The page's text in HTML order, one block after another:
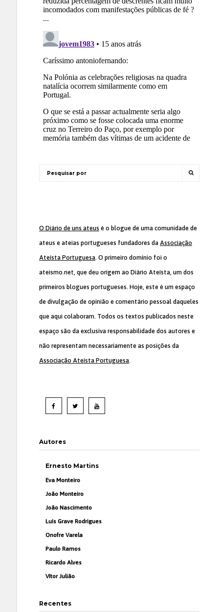
O Diário de uns ateus é o blogue de uma comunidade de
ateus e ateias portugueses fundadores da Associação
Ateísta Portuguesa. O primeiro domínio foi o
ateismo.net, que deu origem ao Diário Ateísta, um dos
primeiros blogues portugueses. Hoje, este é um espaço
de divulgação de opinião e comentário pessoal daqueles
que aqui colaboram. Todos os textos publicados neste
espaço são da exclusiva responsabilidade dos autores e
não representam necessariamente as posições da
Associação Ateísta Portuguesa.
Autores
Ernesto Martins
Eva Monteiro
João Monteiro
João Nascimento
Luís Grave Rodrigues
Onofre Varela
Paulo Ramos
Ricardo Alves
Vítor Julião
Recentes